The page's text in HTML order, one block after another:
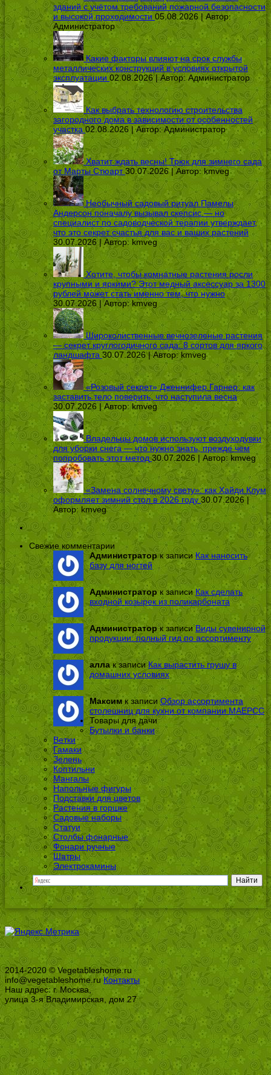
зданий с учётом требований пожарной безопасности
и высокой проходимости 05.08.2026 | Автор:
Администратор
Какие факторы влияют на срок службы
металлических конструкций в условиях открытой
эксплуатации 02.08.2026 | Автор: Администратор
Как выбрать технологию строительства
загородного дома в зависимости от особенностей
участка 02.08.2026 | Автор:Администратор
Хватит ждать весны! Трюк для зимнего сада
от Марты Стюарт 30.07.2026 | Автор: kmveg
Необычный садовый ритуал Памелы
Андерсон поначалу вызывал скепсис — но
специалист по садоводческой терапии утверждает,
что это секрет счастья для вас и ваших растений
30.07.2026 | Автор: kmveg
Хотите, чтобы комнатные растения росли
крупными и яркими? Этот медный аксессуар за 1300
рублей может стать именно тем, что нужно
30.07.2026 | Автор:kmveg
Широколиственные вечнозеленые растения
— секрет круглогодичного сада: 8 сортов для яркого
ландшафта 30.07.2026 | Автор:kmveg
«Розовый секрет» Дженнифер Гарнер: как
заставить тело поверить, что наступила весна
30.07.2026 | Автор: kmveg
Владельцы домов используют воздуходувки
для уборки снега — что нужно знать, прежде чем
попробовать этот метод 30.07.2026 | Автор:kmveg
«Замена солнечному свету»: как Хайди Клум
оформляет зимний стол в 2026 году 30.07.2026 |
Автор: kmveg
Свежие комментарии
Администраторк записиКак наносить
базу для ногтей
Администраторк записиКак сделать
входной козырек из поликарбоната
Администраторк записиВиды сувенирной
продукции: полный гид по ассортименту
аллак записиКак вырастить грушу в
домашних условиях
Максимк записиОбзор ассортимента
столешниц для кухни от компании МАЕРСС
Товары для дачи
Бутылки и банки
Ветки
Гамаки
Зелень
Коптильни
Мангалы
Напольные фигуры
Подставки для цветов
Растения в горшке
Садовые наборы
Статуи
Столбы фонарные
Фонари ручные
Шатры
Электрокамины
2014-2020 © Vegetableshome.ru
info@vegetableshome.ru Контакты
Наш адрес: г. Москва,
улица 3-я Владимирская, дом 27